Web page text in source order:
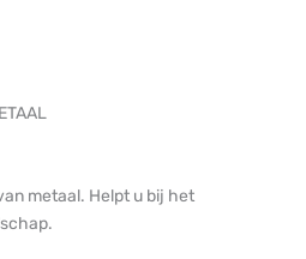
metaal. Helpt u bij het